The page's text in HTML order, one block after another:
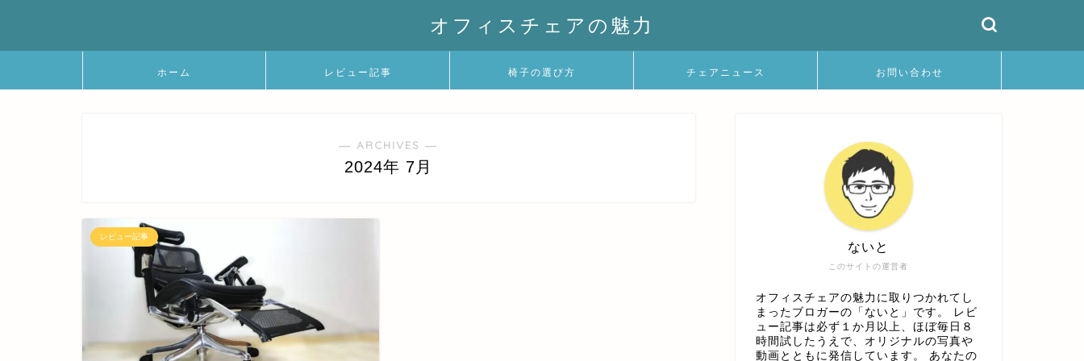
オフィスチェアの魅力
ホーム レビュー記事 椅子の選び方 チェアニュース お問い合わせ
― ARCHIVES ―
2024年 7月
レビュー記事
このサイトの運営者
ないと
オフィスチェアの魅力に取りつかれてし
まったブロガーの「ないと」です。 レビ
ュー記事は必ず１か月以上、ほぼ毎日８
時間試したうえで、オリジナルの写真や
動画とともに発信しています。 あなたの